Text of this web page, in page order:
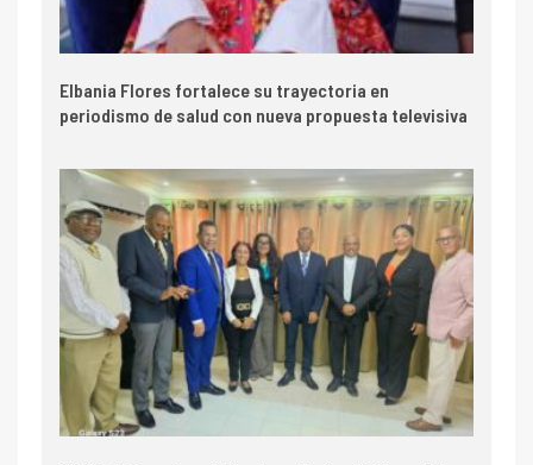
Elbania Flores fortalece su trayectoria en
periodismo de salud con nueva propuesta televisiva